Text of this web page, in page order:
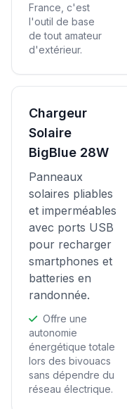
France, c'est
l'outil de base
de tout amateur
d'extérieur.
Chargeur
Solaire
BigBlue 28W
Panneaux
solaires pliables
et imperméables
avec ports USB
pour recharger
smartphones et
batteries en
randonnée.
Offre une
autonomie
énergétique totale
lors des bivouacs
sans dépendre du
réseau électrique.